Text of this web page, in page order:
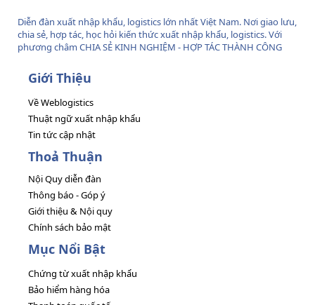
Diễn đàn xuất nhập khẩu, logistics lớn nhất Việt Nam. Nơi giao lưu,
chia sẻ, hợp tác, học hỏi kiến thức xuất nhập khẩu, logistics. Với
phương châm CHIA SẺ KINH NGHIỆM - HỢP TÁC THÀNH CÔNG
Giới Thiệu
Về Weblogistics
Thuật ngữ xuất nhập khẩu
Tin tức cập nhật
Thoả Thuận
Nội Quy diễn đàn
Thông báo - Góp ý
Giới thiệu & Nội quy
Chính sách bảo mật
Mục Nổi Bật
Chứng từ xuất nhập khẩu
Bảo hiểm hàng hóa